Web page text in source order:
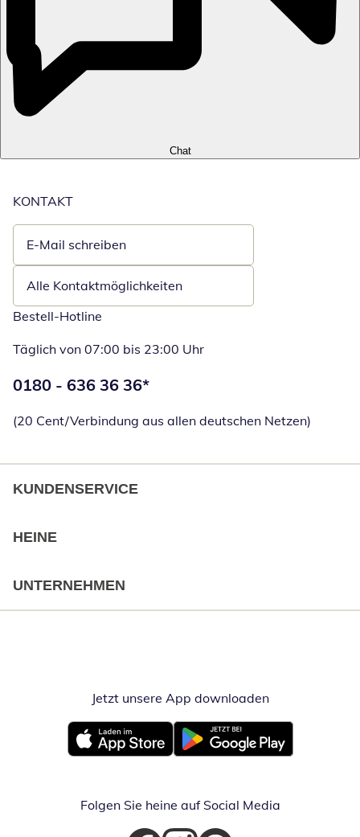
Chat
KONTAKT
E-Mail schreiben
Öffnet E-Mail-Client
Alle Kontaktmöglichkeiten
Bestell-Hotline
Täglich von 07:00 bis 23:00 Uhr
Telefonnummer:
0180 - 636 36 36*
(20 Cent/Verbindung aus allen deutschen Netzen)
KUNDENSERVICE
HEINE
UNTERNEHMEN
Jetzt unsere App downloadenÖffnet in
Öffnet in neuem FensterÖffnet in neuem Fenster
Folgen Sie heine auf Social Media